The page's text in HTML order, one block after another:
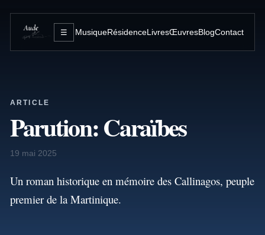
☰ MusiqueRésidenceLivresŒuvresBlogContact
ARTICLE
Parution: Caraïbes
19 mai 2025
Un roman historique en mémoire des Callinagos, peuple
premier de la Martinique.